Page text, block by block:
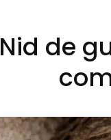
Nid de